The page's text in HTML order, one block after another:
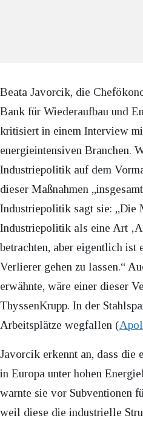
Beata Javorcik, die
Bank für Wiederaufbau und
kritisiert in einem Interview
energieintensiven Branchen.
Industriepolitik auf dem
dieser Maßnahmen
Industriepolitik sagt sie: „Die
Industriepolitik als eine Art
betrachten, aber eigentlich ist
Verlierer gehen zu lassen.“
erwähnte, wäre einer dieser
ThyssenKrupp. In der
Arbeitsplätze wegfallen (
Javorcik erkennt an, dass die
in Europa unter hohen
warnte sie vor Subventionen
weil diese die industrielle